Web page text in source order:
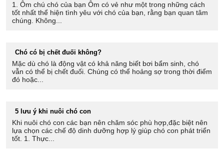
1. Ôm chú chó của bạn Ôm có vẻ như một trong những cách
tốt nhất thể hiện tình yêu với chó của bạn, rằng bạn quan tâm
chúng. Không...
Chó có bị chết đuối không?
Mặc dù chó là động vật có khả năng biết bơi bẩm sinh, chó
vẫn có thể bị chết đuối. Chúng có thể hoảng sợ trong thời điểm
đó hoặc...
5 lưu ý khi nuôi chó con
Khi nuôi chó con các bạn nên chăm sóc phù hợp,đặc biệt nên
lựa chọn các chế độ dinh dưỡng hợp lý giúp chó con phát triển
tốt. 1. Thực...